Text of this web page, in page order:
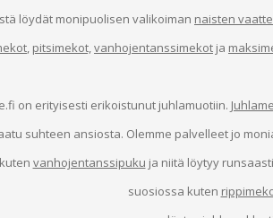
löydät monipuolisen valikoiman naisten
pitsimekot, vanhojentanssimekot ja
on erityisesti erikoistunut juhlamuotiin.
suhteen ansiosta. Olemme palvelleet jo
vanhojentanssipuku ja niitä löytyy
suosiossa kuten